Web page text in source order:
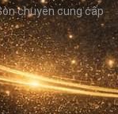
chuyên cung cấp